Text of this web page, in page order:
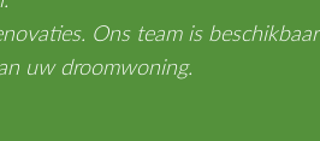
Ons team is beschikbaar
uw droomwoning.